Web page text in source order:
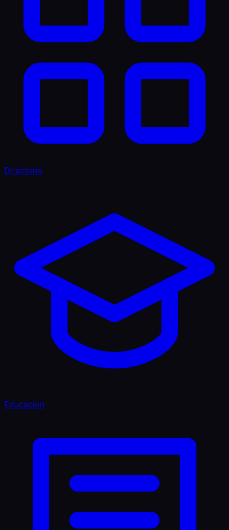
Directorio
Educación